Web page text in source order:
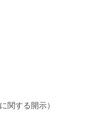
関する開示）